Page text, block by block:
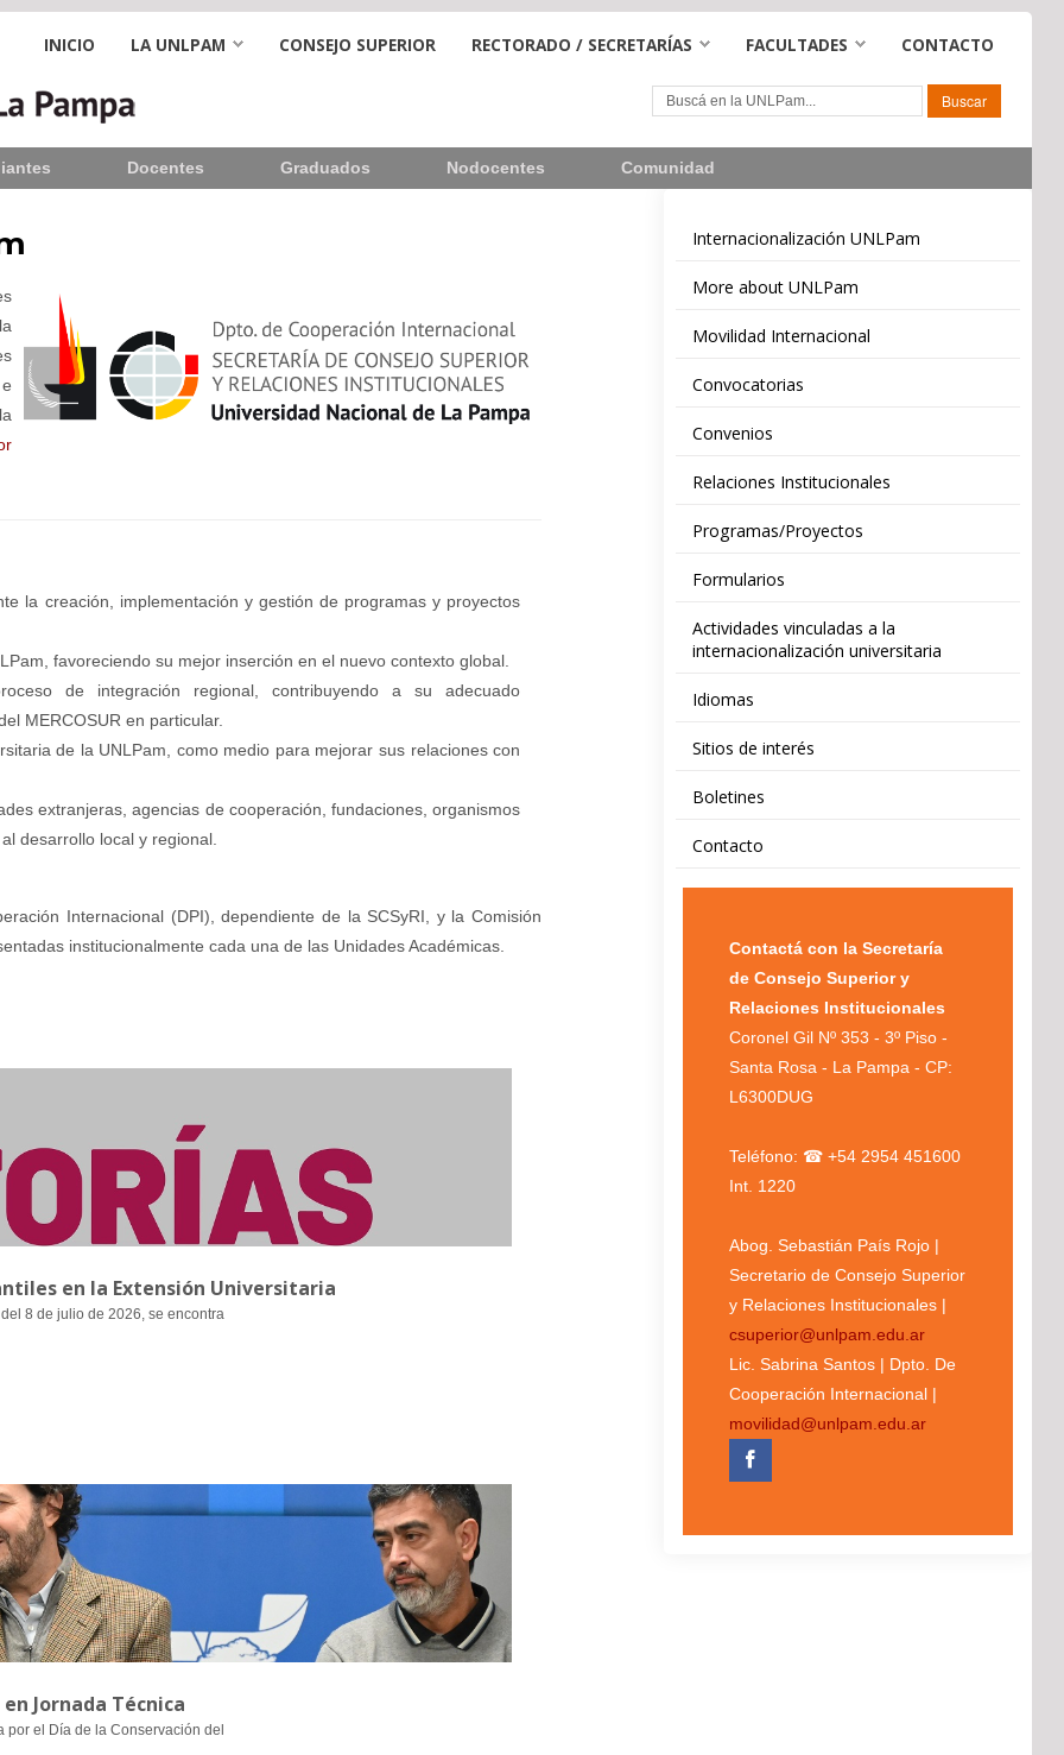
INICIO LA UNLPAM CONSEJO SUPERIOR RECTORADO / SECRETARÍAS FACULTADES CONTACTO
Docentes Graduados Nodocentes Comunidad
la creación, implementación y gestión de programas y proyectos
favoreciendo su mejor inserción en el nuevo contexto global.
de integración regional, contribuyendo a su adecuado
MERCOSUR en particular.
de la UNLPam, como medio para mejorar sus relaciones con
extranjeras, agencias de cooperación, fundaciones, organismos
desarrollo local y regional.
Internacional (DPI), dependiente de la SCSyRI, y la Comisión
institucionalmente cada una de las Unidades Académicas.
en la Extensión Universitaria
8 de julio de 2026, se encontra
Jornada Técnica
el Día de la Conservación del
Internacionalización UNLPam
More about UNLPam
Movilidad Internacional
Convocatorias
Convenios
Relaciones Institucionales
Programas/Proyectos
Formularios
Actividades vinculadas a la
internacionalización universitaria
Idiomas
Sitios de interés
Boletines
Contacto
Contactá con la Secretaría
de Consejo Superior y
Relaciones Institucionales
Coronel Gil Nº 353 - 3º Piso -
Santa Rosa - La Pampa - CP:
L6300DUG
Teléfono: ☎ +54 2954 451600
Int. 1220
Abog. Sebastián País Rojo |
Secretario de Consejo Superior
y Relaciones Institucionales |
csuperior@unlpam.edu.ar
Lic. Sabrina Santos | Dpto. De
Cooperación Internacional |
movilidad@unlpam.edu.ar